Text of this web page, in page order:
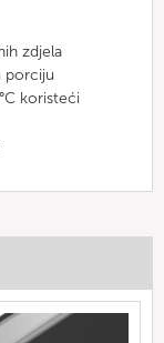
zdjela
porciju
koristeći